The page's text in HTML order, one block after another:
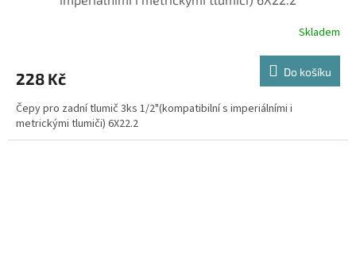
Skladem
228 Kč Do košíku
Čepy pro zadní tlumič 3ks 1/2"(kompatibilní s imperiálními i
metrickými tlumiči) 6X22.2